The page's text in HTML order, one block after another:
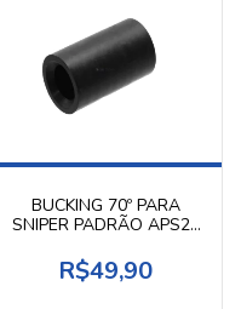
BUCKING 70º PARA
SNIPER PADRÃO APS2 /
R$49,90